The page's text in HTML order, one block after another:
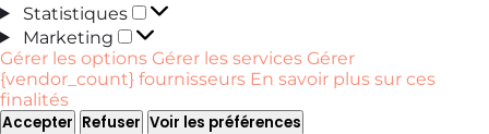
Statistiques
Statistiques
Marketing
Marketing
Gérer les options Gérer les services Gérer
{vendor_count} fournisseurs En savoir plus sur ces
finalités
Accepter Refuser Voir les préférences